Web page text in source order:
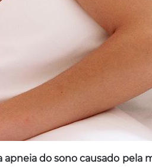
apneia do sono causado pela